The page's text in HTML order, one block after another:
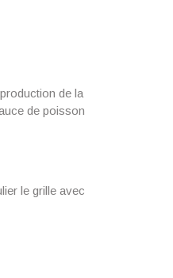
de la
de poisson
le grille avec